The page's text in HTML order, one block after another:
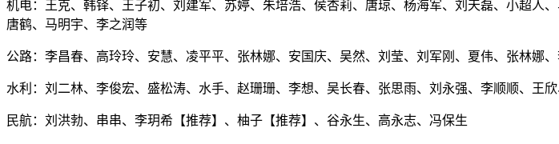
机电：王克、韩铎、王子初、刘建军、苏婷、朱培浩、侯杏莉、唐琼、杨海军、刘天磊、小超人
唐鹤、马明宇、李之润等
公路：李昌春、高玲玲、安慧、凌平平、张林娜、安国庆、吴然、刘莹、刘军刚、夏伟、张林娜
水利：刘二林、李俊宏、盛松涛、水手、赵珊珊、李想、吴长春、张思雨、刘永强、李顺顺、王
民航：刘洪勃、串串、李玥希【推荐】、柚子【推荐】、谷永生、高永志、冯保生